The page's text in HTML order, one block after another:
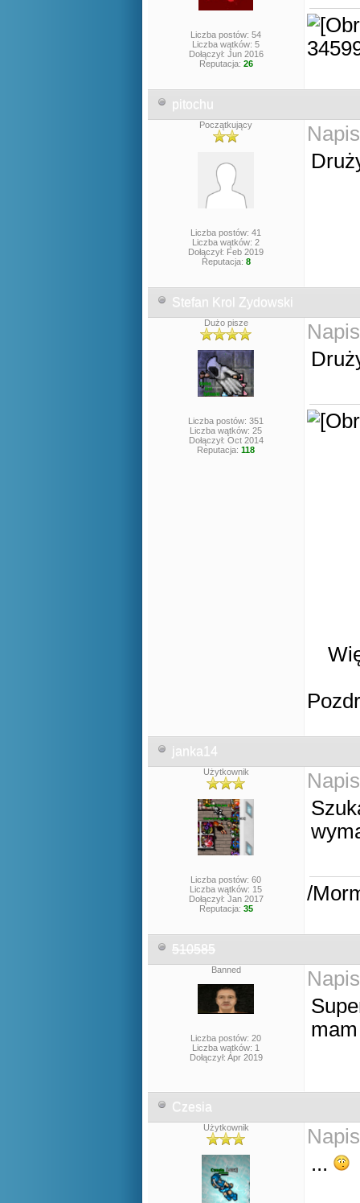
Liczba postów: 54
Liczba wątków: 5
Dołączył: Jun 2016
Reputacja: 26
pitochu
Początkujący
Liczba postów: 41
Liczba wątków: 2
Dołączył: Feb 2019
Reputacja: 8
Stefan Krol Zydowski
Dużo pisze
Liczba postów: 351
Liczba wątków: 25
Dołączył: Oct 2014
Reputacja: 118
janka14
Użytkownik
Liczba postów: 60
Liczba wątków: 15
Dołączył: Jan 2017
Reputacja: 35
/
510585
Banned
Liczba postów: 20
Liczba wątków: 1
Dołączył: Apr 2019
Czesia
Użytkownik
...